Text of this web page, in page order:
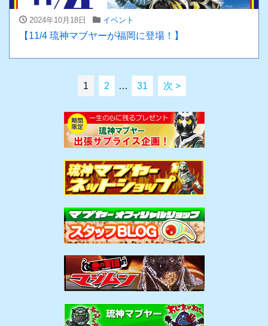
2024年10月18日 イベント
【11/4 琉神マブヤーが福岡に登場！】
1 2 … 31 次 >